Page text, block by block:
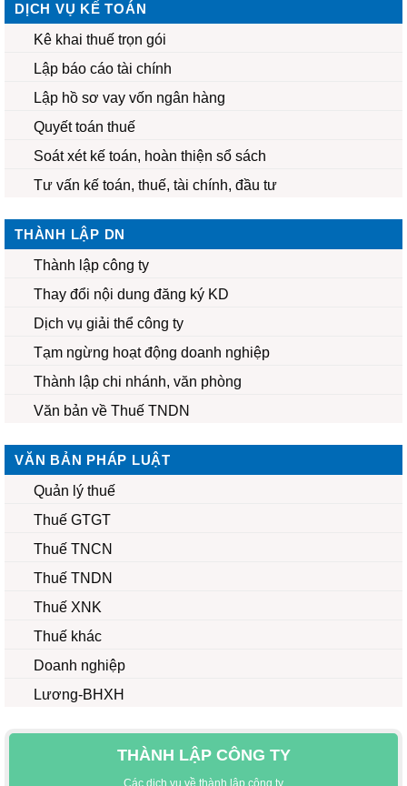
DỊCH VỤ KẾ TOÁN
Kê khai thuế trọn gói
Lập báo cáo tài chính
Lập hồ sơ vay vốn ngân hàng
Quyết toán thuế
Soát xét kế toán, hoàn thiện sổ sách
Tư vấn kế toán, thuế, tài chính, đầu tư
THÀNH LẬP DN
Thành lập công ty
Thay đổi nội dung đăng ký KD
Dịch vụ giải thể công ty
Tạm ngừng hoạt động doanh nghiệp
Thành lập chi nhánh, văn phòng
Văn bản về Thuế TNDN
VĂN BẢN PHÁP LUẬT
Quản lý thuế
Thuế GTGT
Thuế TNCN
Thuế TNDN
Thuế XNK
Thuế khác
Doanh nghiệp
Lương-BHXH
THÀNH LẬP CÔNG TY
Các dịch vụ về thành lập công ty